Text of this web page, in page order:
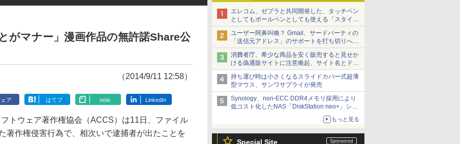
エレコム、ゼブラと共同開発した、タッチペン
としてもボールペンとしても使える「スタイラ
スツーウェイ」発売 iPadにも紙にも、持ち替
えずに書き込める
ユーザー阿鼻叫喚？ Gmail、サードパーティの
「送信元アドレス」のサポートを打ち切りへ
【やじうまWatch】
消費者庁、希少な商品を安く販売すると見せか
ける偽通販サイトに注意喚起、サイト名とドメ
イン名を公表
持ち運び時は小さくなるスライドカバー式超薄
型マウス、サンワサプライが発売
Synology、non-ECC DDR4メモリ採用により
低コスト化したNAS「DiskStation neo+」シリ
ーズ 予算を抑えて導入でき、ECCメモリへの
もっと見る
Special Site
がマナー」漫画作品の無許諾Share公
（2014/9/11 12:58）
ア はてブ note LinkedIn
トウェア著作権協会（ACCS）は11日、ファイル
著作権侵害行為で、相次いで逮捕者が出たことを